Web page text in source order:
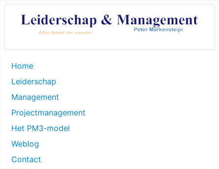
Home
Leiderschap
Management
Projectmanagement
Het PM3-model
Weblog
Contact